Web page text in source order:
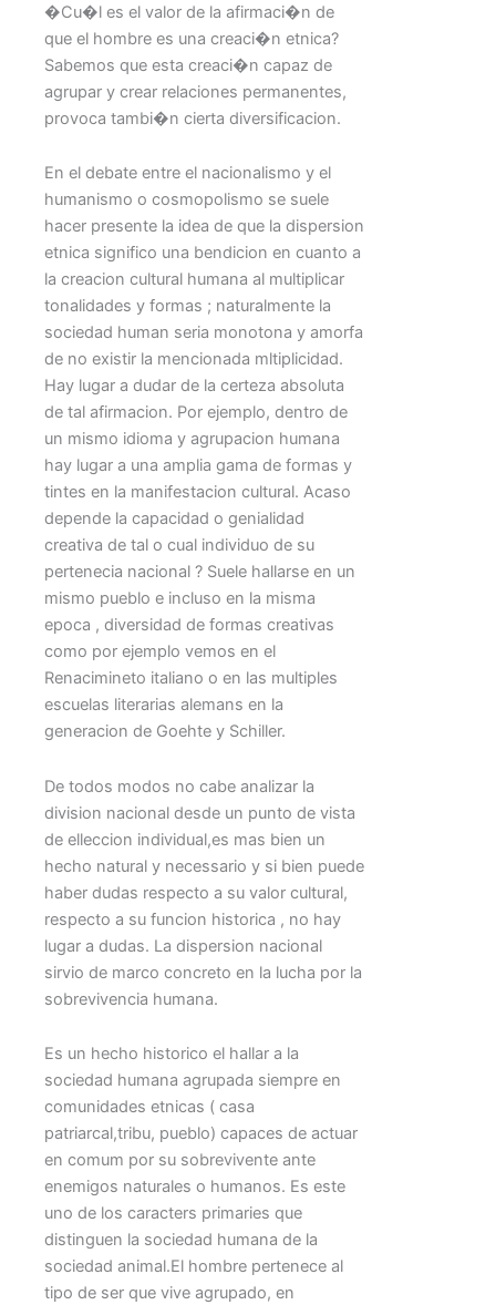
�Cu�l es el valor de la afirmaci�n de
que el hombre es una creaci�n etnica?
Sabemos que esta creaci�n capaz de
agrupar y crear relaciones permanentes,
provoca tambi�n cierta diversificacion.
En el debate entre el nacionalismo y el
humanismo o cosmopolismo se suele
hacer presente la idea de que la dispersion
etnica significo una bendicion en cuanto a
la creacion cultural humana al multiplicar
tonalidades y formas ; naturalmente la
sociedad human seria monotona y amorfa
de no existir la mencionada mltiplicidad.
Hay lugar a dudar de la certeza absoluta
de tal afirmacion. Por ejemplo, dentro de
un mismo idioma y agrupacion humana
hay lugar a una amplia gama de formas y
tintes en la manifestacion cultural. Acaso
depende la capacidad o genialidad
creativa de tal o cual individuo de su
pertenecia nacional ? Suele hallarse en un
mismo pueblo e incluso en la misma
epoca , diversidad de formas creativas
como por ejemplo vemos en el
Renacimineto italiano o en las multiples
escuelas literarias alemans en la
generacion de Goehte y Schiller.
De todos modos no cabe analizar la
division nacional desde un punto de vista
de elleccion individual,es mas bien un
hecho natural y necessario y si bien puede
haber dudas respecto a su valor cultural,
respecto a su funcion historica , no hay
lugar a dudas. La dispersion nacional
sirvio de marco concreto en la lucha por la
sobrevivencia humana.
Es un hecho historico el hallar a la
sociedad humana agrupada siempre en
comunidades etnicas ( casa
patriarcal,tribu, pueblo) capaces de actuar
en comum por su sobrevivente ante
enemigos naturales o humanos. Es este
uno de los caracters primaries que
distinguen la sociedad humana de la
sociedad animal.El hombre pertenece al
tipo de ser que vive agrupado, en